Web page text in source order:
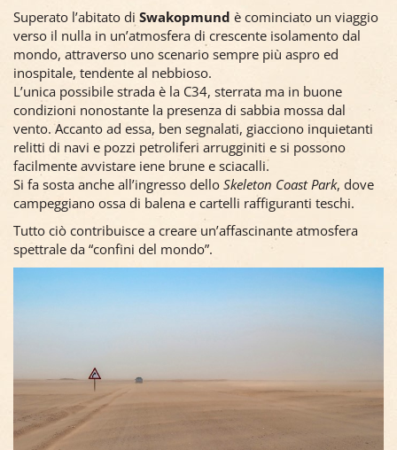
Superato l’abitato di Swakopmund è cominciato un viaggio
verso il nulla in un’atmosfera di crescente isolamento dal
mondo, attraverso uno scenario sempre più aspro ed
inospitale, tendente al nebbioso.
L’unica possibile strada è la C34, sterrata ma in buone
condizioni nonostante la presenza di sabbia mossa dal
vento. Accanto ad essa, ben segnalati, giacciono inquietanti
relitti di navi e pozzi petroliferi arrugginiti e si possono
facilmente avvistare iene brune e sciacalli.
Si fa sosta anche all’ingresso dello Skeleton Coast Park, dove
campeggiano ossa di balena e cartelli raffiguranti teschi.
Tutto ciò contribuisce a creare un’affascinante atmosfera
spettrale da “confini del mondo”.